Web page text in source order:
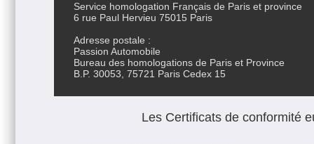
Service homologation Français de Paris et province
6 rue Paul Hervieu 75015 Paris
Adresse postale :
Passion Automobile
Bureau des homologations de Paris et Province
B.P. 30053, 75721 Paris Cedex 15
Les Certificats de conformité